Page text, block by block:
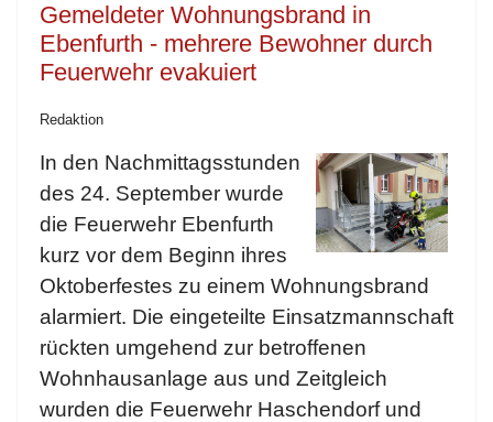
Gemeldeter Wohnungsbrand in
Ebenfurth - mehrere Bewohner durch
Feuerwehr evakuiert
Redaktion
In den Nachmittagsstunden
des 24. September wurde
die Feuerwehr Ebenfurth
kurz vor dem Beginn ihres
Oktoberfestes zu einem Wohnungsbrand
alarmiert. Die eingeteilte Einsatzmannschaft
rückten umgehend zur betroffenen
Wohnhausanlage aus und Zeitgleich
wurden die Feuerwehr Haschendorf und